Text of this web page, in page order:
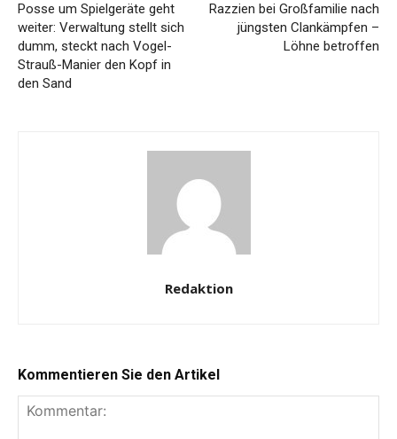
Posse um Spielgeräte geht
weiter: Verwaltung stellt sich
dumm, steckt nach Vogel-
Strauß-Manier den Kopf in
den Sand
Razzien bei Großfamilie nach
jüngsten Clankämpfen –
Löhne betroffen
Redaktion
Kommentieren Sie den Artikel